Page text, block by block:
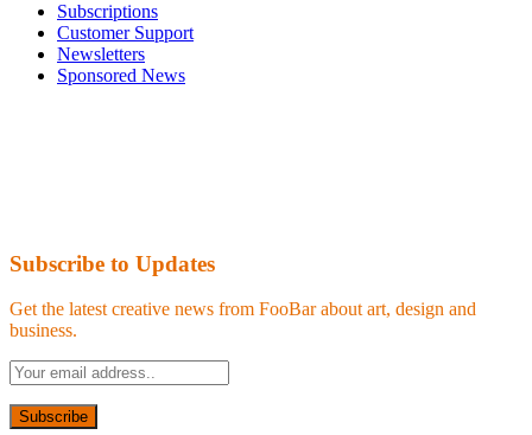
Subscriptions
Customer Support
Newsletters
Sponsored News
Subscribe to Updates
Get the latest creative news from FooBar about art, design and
business.